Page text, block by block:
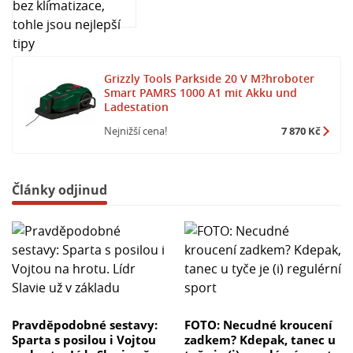
minimem úsilí. S touto robotickou sekačkou můžete
mít krásně udržovaný trávník bez zbytečné námahy.
Srovnejte si možnosti s kompaktním modelem pro
zahradu.
Grizzly Tools Parkside 20 V M?hroboter
Smart PAMRS 1000 A1 mit Akku und
Ladestation
Nejnižší cena! 7 870 Kč
Články odjinud
Pravděpodobné sestavy:
Sparta s posilou i Vojtou
FOTO: Necudné kroucení
zadkem? Kdepak, tanec u